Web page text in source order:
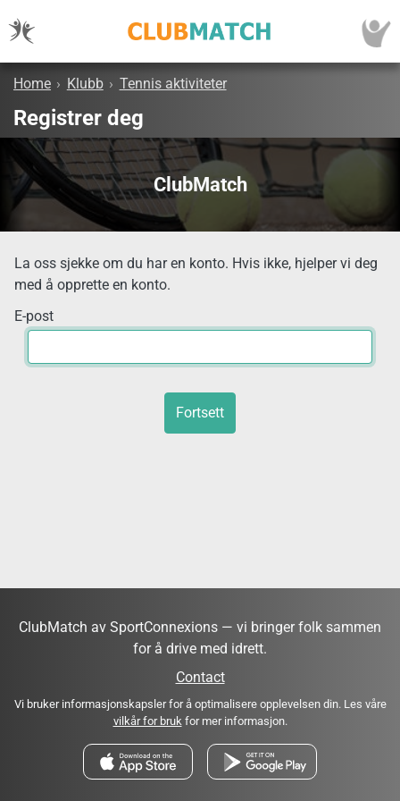
Home › Klubb › Tennis aktiviteter
Registrer deg
ClubMatch
La oss sjekke om du har en konto. Hvis ikke, hjelper vi deg
med å opprette en konto.
E-post
Fortsett
ClubMatch av SportConnexions — vi bringer folk sammen
for å drive med idrett.
Contact
Vi bruker informasjonskapsler for å optimalisere opplevelsen din. Les våre
vilkår for brukfor mer informasjon.